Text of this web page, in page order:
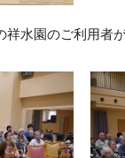
水園のご利用者